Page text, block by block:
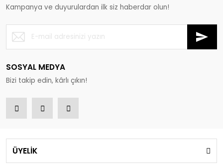
Kampanya ve duyurulardan ilk siz haberdar olun!
SOSYAL MEDYA
Bizi takip edin, kârlı çıkın!
ÜYELİK